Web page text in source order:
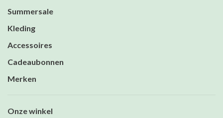
Summersale
Kleding
Accessoires
Cadeaubonnen
Merken
Onze winkel